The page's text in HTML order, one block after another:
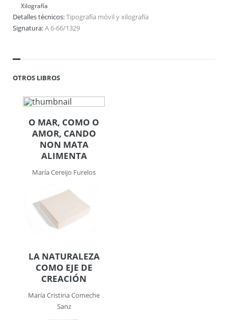
Xilografía
Detalles técnicos:Tipografía móvil y xilografía
Signatura:A 6-66/1329
OTROS LIBROS
O MAR, COMO O
AMOR, CANDO
NON MATA
ALIMENTA
María Cereijo Furelos
LA NATURALEZA
COMO EJE DE
CREACIÓN
María Cristina Comeche
Sanz